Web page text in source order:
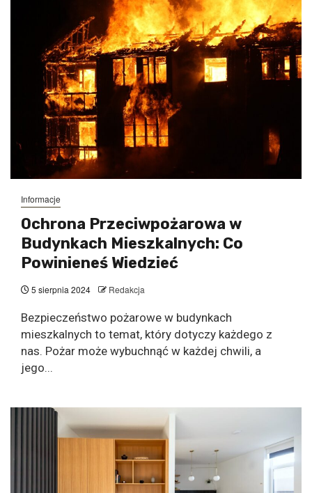
Informacje
Ochrona Przeciwpożarowa w
Budynkach Mieszkalnych: Co
Powinieneś Wiedzieć
5 sierpnia 2024 Redakcja
Bezpieczeństwo pożarowe w budynkach
mieszkalnych to temat, który dotyczy każdego z
nas. Pożar może wybuchnąć w każdej chwili, a
jego...